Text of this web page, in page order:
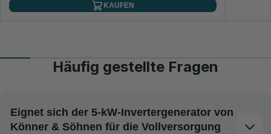
KAUFEN
Häufig gestellte Fragen
Eignet sich der 5-kW-Invertergenerator von
Könner & Söhnen für die Vollversorgung